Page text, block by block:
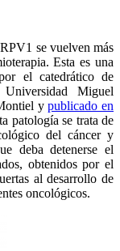
se vuelven más
Esta es una
el catedrático de
Miguel
ypublicado en
patología se trata de
del cáncer y
deba detenerse el
obtenidos por el
al desarrollo de
oncológicos.